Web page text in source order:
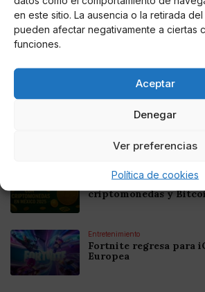
en este sitio. La ausencia o la retirada
pueden afectar negativamente a ciertas
funciones.
Aceptar
Denegar
Ver preferencias
Política de cookies
Noticias relacionadas
Colombia 2025: Bitcoin
Online Casino
Mejores Casinos
Online Casino
Mejores casinos online
criptomonedas y
Entretenimiento
Fortnite regresa para
Europea